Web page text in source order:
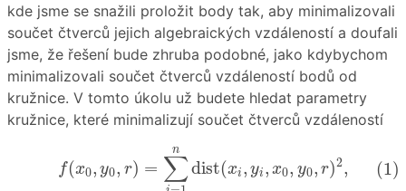
kde jsme se snažili proložit body tak, aby minimalizovali
součet čtverců jejich algebraických vzdáleností a doufali
jsme, že řešení bude zhruba podobné, jako kdybychom
minimalizovali součet čtverců vzdáleností bodů od
kružnice. V tomto úkolu už budete hledat parametry
kružnice, které minimalizují součet čtverců vzdáleností
f(x0, y0, r) =
n
∑dist(xi , yi , x0, y0, r)2, (1)
=